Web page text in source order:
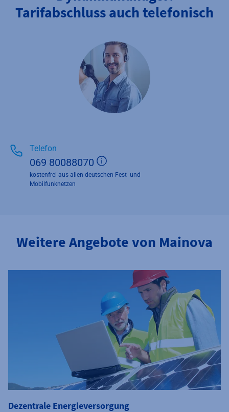
Tarifabschluss auch telefonisch
Telefon
069 80088070
kostenfrei aus allen deutschen Fest- und
Mobilfunknetzen
Weitere Angebote von Mainova
Dezentrale Energieversorgung